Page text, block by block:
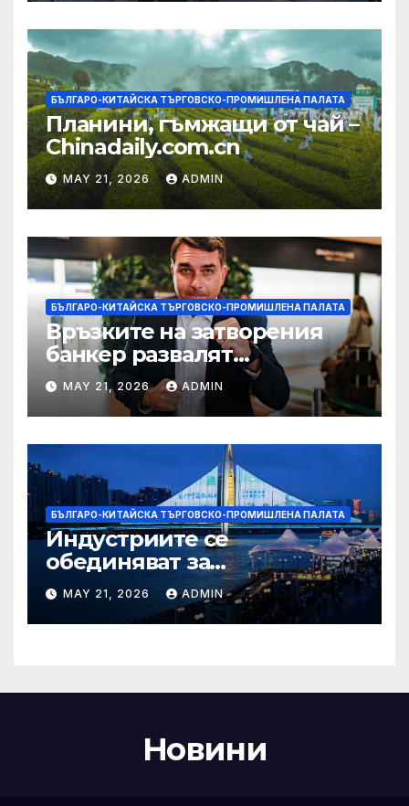
БЪЛГАРО-КИТАЙСКА ТЪРГОВСКО-ПРОМИШЛЕНА ПАЛАТА
Планини, гъмжащи от чай –
Chinadaily.com.cn
MAY 21, 2026 ADMIN
БЪЛГАРО-КИТАЙСКА ТЪРГОВСКО-ПРОМИШЛЕНА ПАЛАТА
Връзките на затворения
банкер развалят
надеждите на Флавио
Болсонаро за президент на
Бразилия
MAY 21, 2026 ADMIN
БЪЛГАРО-КИТАЙСКА ТЪРГОВСКО-ПРОМИШЛЕНА ПАЛАТА
Индустриите се
обединяват за
висококачествен растеж на
културния и
туристическия сектор
MAY 21, 2026 ADMIN
Новини